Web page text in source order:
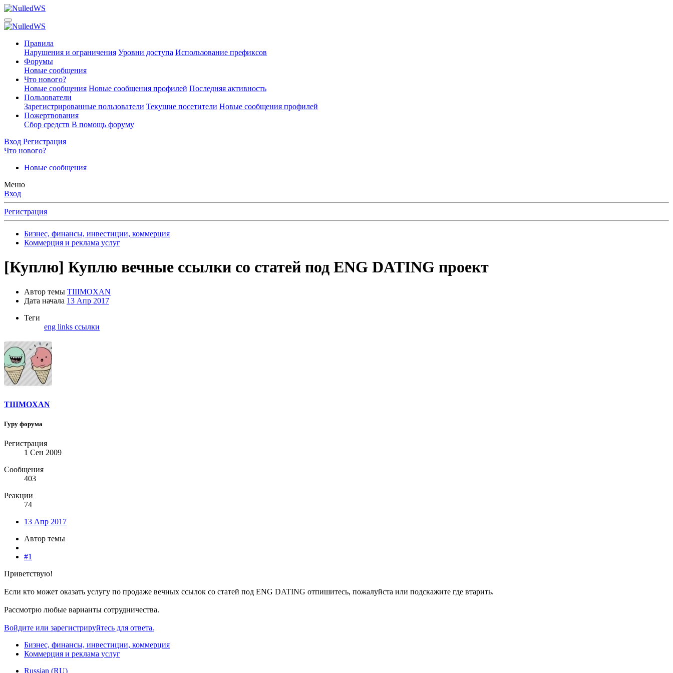
Правила
Нарушения и ограничения Уровни доступа Использование префиксов
Форумы
Новые сообщения
Что нового?
Новые сообщения Новые сообщения профилей Последняя активность
Пользователи
Зарегистрированные пользователи Текущие посетители Новые сообщения профилей
Пожертвования
Сбор средств В помощь форуму
Вход Регистрация
Что нового?
Новые сообщения
Меню
Вход
Регистрация
Бизнес, финансы, инвестиции, коммерция
Коммерция и реклама услуг
[Куплю] Куплю вечные ссылки со статей под ENG DATING проект
Автор темы TIIIMOXAN
Дата начала 13 Апр 2017
Теги
eng links ссылки
TIIIMOXAN
Гуру форума
Регистрация
1 Сен 2009
Сообщения
403
Реакции
74
13 Апр 2017
Автор темы
#1
Приветствую!
Если кто может оказать услугу по продаже вечных ссылок со статей под ENG DATING отпишитесь, пожалуйста или подскажите где втарить.
Рассмотрю любые варианты сотрудничества.
Войдите или зарегистрируйтесь для ответа.
Бизнес, финансы, инвестиции, коммерция
Коммерция и реклама услуг
Russian (RU)